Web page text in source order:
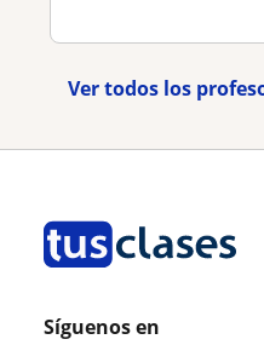
Ver todos los
Síguenos en